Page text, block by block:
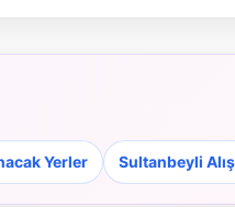
Yerler Sultanbeyli